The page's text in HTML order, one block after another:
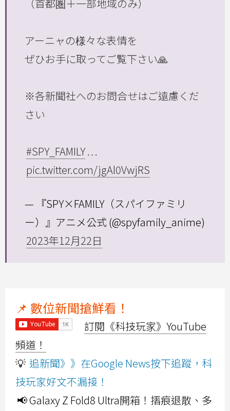
（首都圏＋一部地域のみ）
アーニャの様々な表情を
ぜひお手に取ってご覧下さい🙏
※各新聞社へのお問合せはご遠慮くだ
さい
#SPY_FAMILY…
pic.twitter.com/jgAl0VwjRS
— 『SPY×FAMILY（スパイファミリ
ー）』アニメ公式 (@spyfamily_anime)
2023年12月22日
📌 數位新聞搶鮮看！
訂閱《科技玩家》YouTube
頻道！
💡 追新聞》》在Google News按下追蹤，科
技玩家好文不漏接！
📢 Galaxy Z Fold8 Ultra開箱！摺痕退散、多